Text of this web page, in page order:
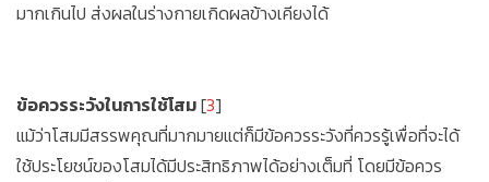
มากเกินไป ส่งผลในร่างกายเกิดผลข้างเคียงได้
ข้อควรระวังในการใช้โสม[3]
แม้ว่าโสมมีสรรพคุณที่มากมายแต่ก็มีข้อควรระวังที่ควรรู้เพื่อที่จะได้
ใช้ประโยชน์ของโสมได้มีประสิทธิภาพได้อย่างเต็มที่ โดยมีข้อควร